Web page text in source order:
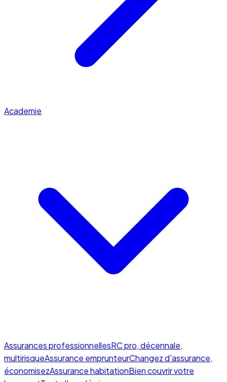
Academie
Assurances professionnellesRC pro, décennale,
multirisqueAssurance emprunteurChangez d'assurance,
économisezAssurance habitationBien couvrir votre